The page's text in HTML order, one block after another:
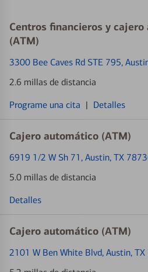
Centros financieros y
(ATM)
3300 Bee Caves Rd STE 795,
2.6 millas de distancia
Programe una cita | Detalles
Cajero automático (ATM)
6919 1/2 W Sh 71 , Austin, TX
5.0 millas de distancia
Detalles
Cajero automático (ATM)
2101 W Ben White Blvd, Austin,